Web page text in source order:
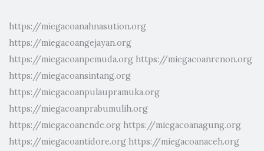
https://miegacoanahnasution.org
https://miegacoangejayan.org
https://miegacoanpemuda.org https://miegacoanrenon.org
https://miegacoansintang.org
https://miegacoanpulaupramuka.org
https://miegacoanprabumulih.org
https://miegacoanende.org https://miegacoanagung.org
https://miegacoantidore.org https://miegacoanaceh.org